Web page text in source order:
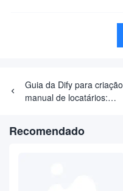
Guia da Dify para criação
manual de locatários:
chave em detalhes
Recomendado